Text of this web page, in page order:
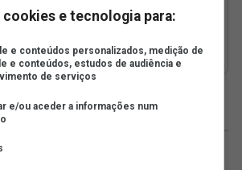
cookies e tecnologia para:
e conteúdos personalizados, medição de
e conteúdos, estudos de audiência e
de serviços
e/ou aceder a informações num